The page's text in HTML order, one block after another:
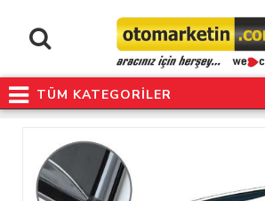
TÜM KATEGORİLER